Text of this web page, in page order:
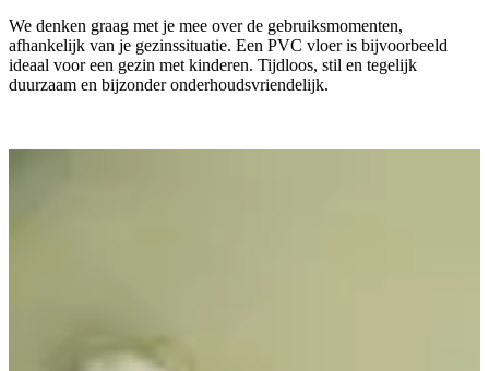
We denken graag met je mee over de gebruiksmomenten,
afhankelijk van je gezinssituatie. Een PVC vloer is bijvoorbeeld
ideaal voor een gezin met kinderen. Tijdloos, stil en tegelijk
duurzaam en bijzonder onderhoudsvriendelijk.